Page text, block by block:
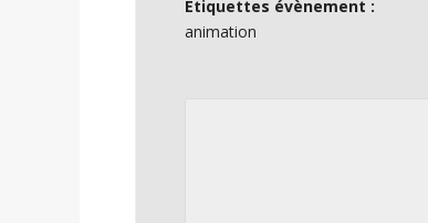
Étiquettes évènement :
animation